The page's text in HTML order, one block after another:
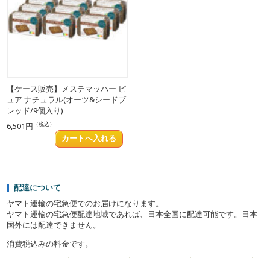
【ケース販売】メステマッハー ピ
ュア ナチュラル(オーツ&シードブ
レッド/9個入り)
6,501円 （税込）
配達について
ヤマト運輸の宅急便でのお届けになります。
ヤマト運輸の宅急便配達地域であれば、日本全国に配達可能です。日本
国外には配達できません。
消費税込みの料金です。